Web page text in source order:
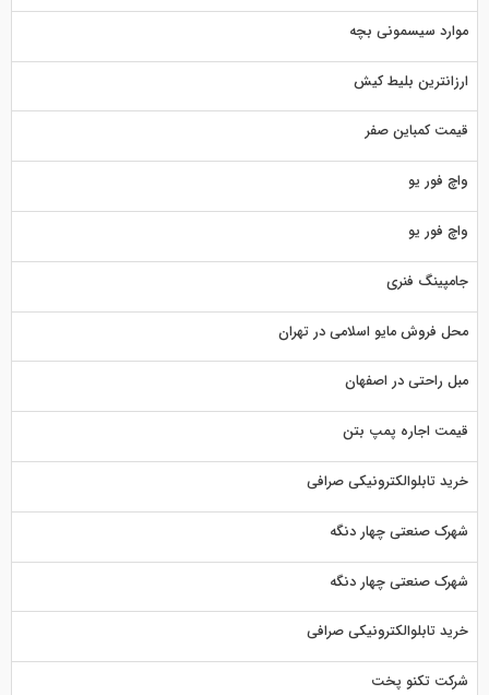
موارد سیسمونی بچه
ارزانترین بلیط کیش
قیمت کمباین صفر
واچ فور یو
واچ فور یو
جامپینگ فنری
محل فروش مایو اسلامی در تهران
مبل راحتی در اصفهان
قیمت اجاره پمپ بتن
خرید تابلوالکترونیکی صرافی
شهرک صنعتی چهار دنگه
شهرک صنعتی چهار دنگه
خرید تابلوالکترونیکی صرافی
شرکت تکنو پخت